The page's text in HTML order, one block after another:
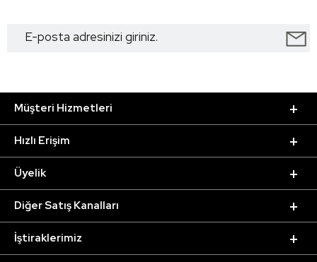
Müşteri Hizmetleri
Hızlı Erişim
Üyelik
Diğer Satış Kanalları
İştiraklerimiz